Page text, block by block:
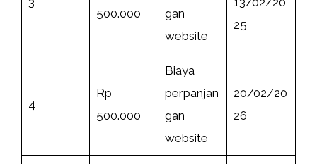
500.000
gan
website
25
4
Rp
500.000
Biaya
perpanjan
gan
website
20/02/20
26